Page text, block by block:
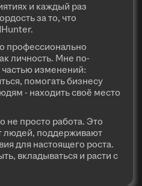
и каждый раз
за то, что
профессионально
личность. Мне по-
изменений:
помогать бизнесу
- находить своё место
не просто работа. Это
людей, поддерживают
для настоящего роста.
вкладываться и расти с